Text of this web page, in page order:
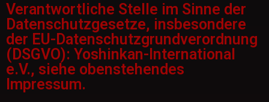
Verantwortliche Stelle im Sinne der
Datenschutzgesetze, insbesondere
der EU-Daten­schutz­grund­verordnung
(DSGVO): Yoshinkan-International
e.V., siehe obenstehendes
Impressum.